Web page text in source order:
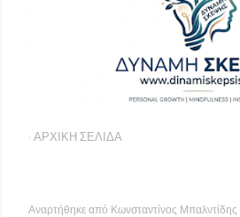
ΑΡΧΙΚΉ ΣΕΛΊΔΑ
Αναρτήθηκε από Κωνσταντίνος Μπαλντίδης